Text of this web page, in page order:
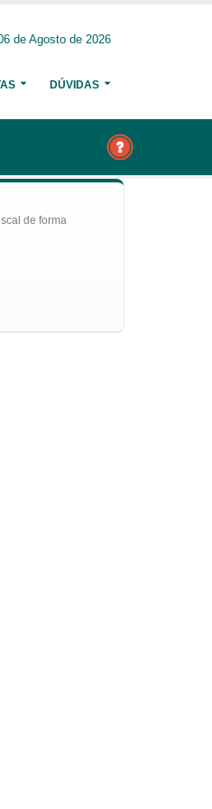
de Agosto de 2026
DÚVIDAS
de forma